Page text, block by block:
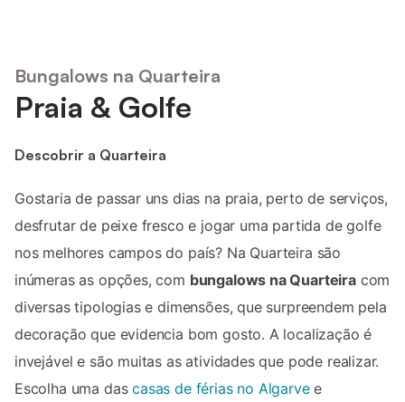
Bungalows na Quarteira
Praia & Golfe
Descobrir a Quarteira
Gostaria de passar uns dias na praia, perto de serviços,
desfrutar de peixe fresco e jogar uma partida de golfe
nos melhores campos do país? Na Quarteira são
inúmeras as opções, com bungalows na Quarteiracom
diversas tipologias e dimensões, que surpreendem pela
decoração que evidencia bom gosto. A localização é
invejável e são muitas as atividades que pode realizar.
Escolha uma dascasas de férias no Algarvee